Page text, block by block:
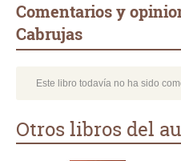
Comentarios y
Cabrujas
Este libro todavía no ha sido
Otros libros del